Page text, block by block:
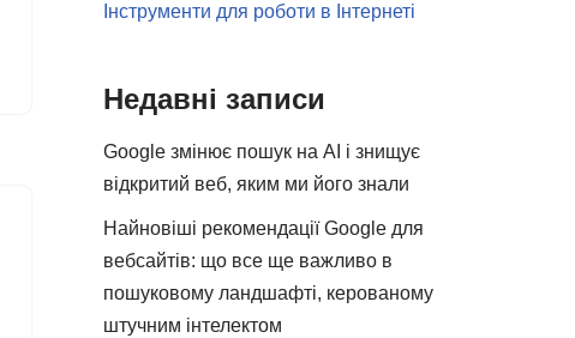
Інструменти для роботи в Інтернеті
Недавні записи
Google змінює пошук на AI і знищує
відкритий веб, яким ми його знали
Найновіші рекомендації Google для
вебсайтів: що все ще важливо в
пошуковому ландшафті, керованому
штучним інтелектом